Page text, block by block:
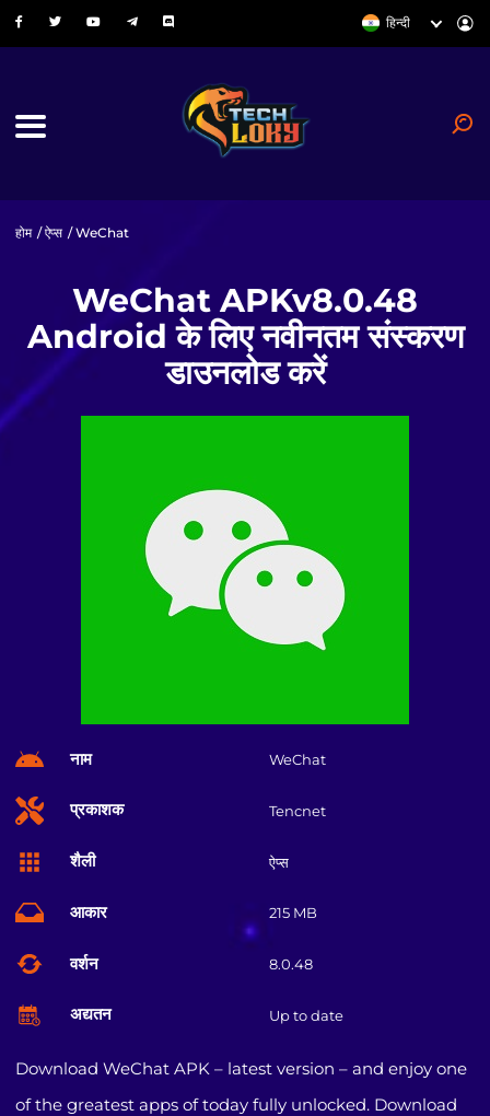
हिन्दी
होम /ऐप्स / WeChat
WeChat APKv8.0.48
Android के लिए नवीनतम संस्करण
डाउनलोड करें
नाम WeChat
प्रकाशक Tencnet
शैली ऐप्स
आकार 215 MB
वर्शन 8.0.48
अद्यतन Up to date
Download WeChat APK – latest version – and enjoy one
of the greatest apps of today fully unlocked. Download